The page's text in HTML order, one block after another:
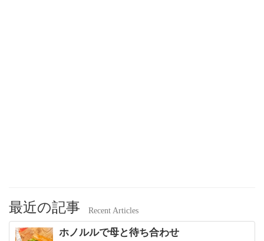
最近の記事 Recent Articles
ホノルルで母と待ち合わせ